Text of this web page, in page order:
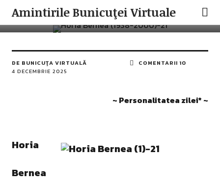
Amintirile Bunicuţei Virtuale
Horia Bernea
DE BUNICUŢA VIRTUALĂ
4 DECEMBRIE 2025
COMENTARII 10
~ Personalitatea zilei* ~
Horia
Bernea